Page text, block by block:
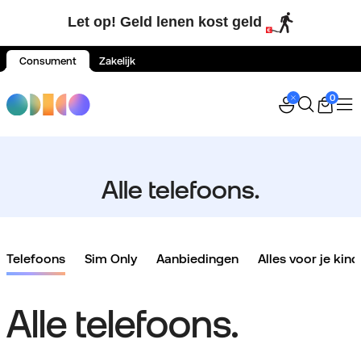
Let op! Geld lenen kost geld
Consument Zakelijk
0
Alle telefoons.
Telefoons Sim Only Aanbiedingen Alles voor je kind
Alle telefoons.